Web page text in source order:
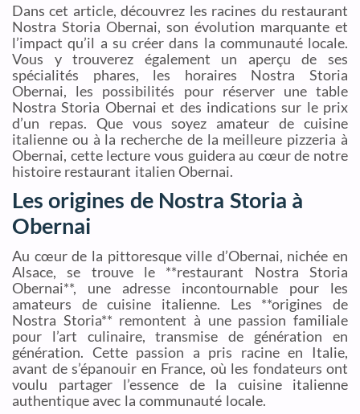
Dans cet article, découvrez les racines du restaurant
Nostra Storia Obernai, son évolution marquante et
l’impact qu’il a su créer dans la communauté locale.
Vous y trouverez également un aperçu de ses
spécialités phares, les horaires Nostra Storia
Obernai, les possibilités pour réserver une table
Nostra Storia Obernai et des indications sur le prix
d’un repas. Que vous soyez amateur de cuisine
italienne ou à la recherche de la meilleure pizzeria à
Obernai, cette lecture vous guidera au cœur de notre
histoire restaurant italien Obernai.
Les origines de Nostra Storia à
Obernai
Au cœur de la pittoresque ville d’Obernai, nichée en
Alsace, se trouve le **restaurant Nostra Storia
Obernai**, une adresse incontournable pour les
amateurs de cuisine italienne. Les **origines de
Nostra Storia** remontent à une passion familiale
pour l’art culinaire, transmise de génération en
génération. Cette passion a pris racine en Italie,
avant de s’épanouir en France, où les fondateurs ont
voulu partager l’essence de la cuisine italienne
authentique avec la communauté locale.